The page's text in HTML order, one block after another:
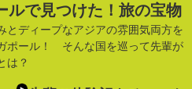
ルで見つけた！旅の宝物
とディープなアジアの雰囲気両方を
ポール！ そんな国を巡って先輩が
は？